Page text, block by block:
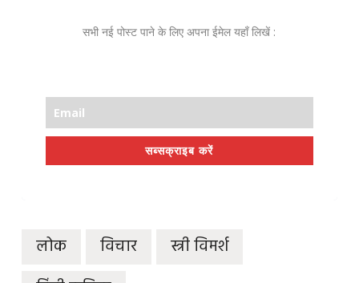
सभी नई पोस्ट पाने के लिए अपना ईमेल यहाँ लिखें :
सब्सक्राइब करें
लोक विचार
स्त्री विमर्श